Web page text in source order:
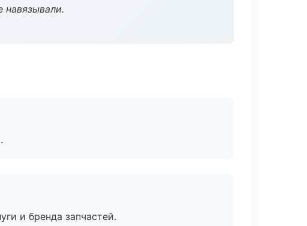
навязывали.
и бренда запчастей.